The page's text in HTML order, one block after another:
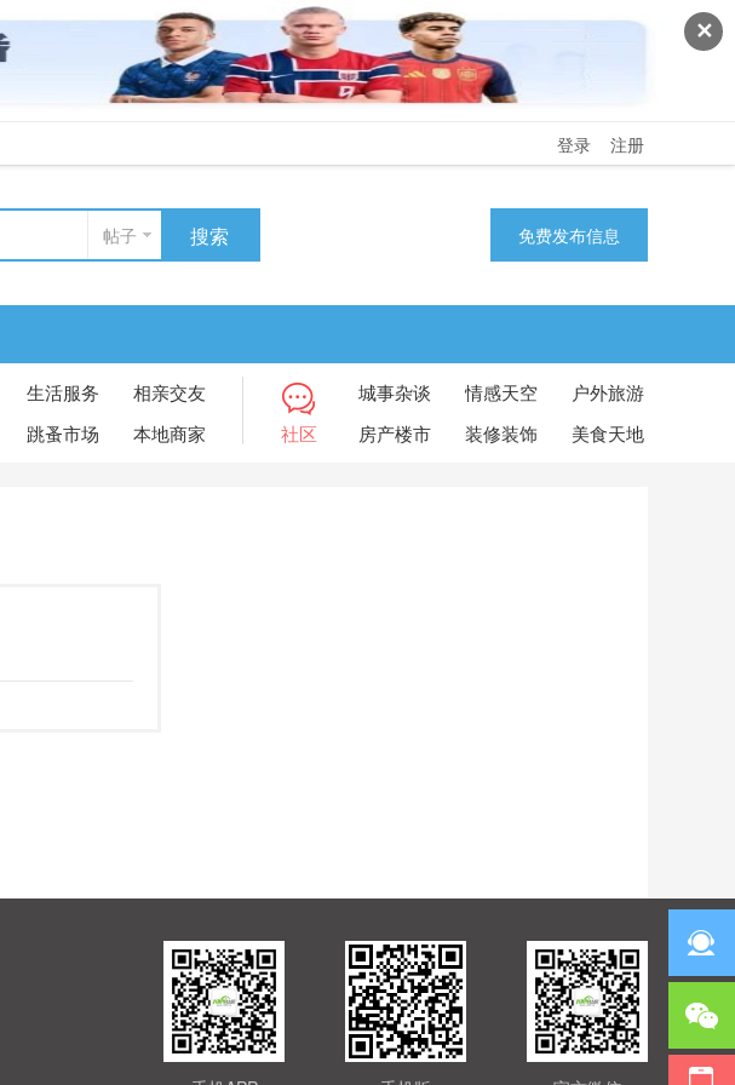
✕
登录 注册
帖子 搜索 免费发布信息
生活服务
相亲交友
跳蚤市场
本地商家 社区
城事杂谈 情感天空
户外旅游
房产楼市
装修装饰 美食天地